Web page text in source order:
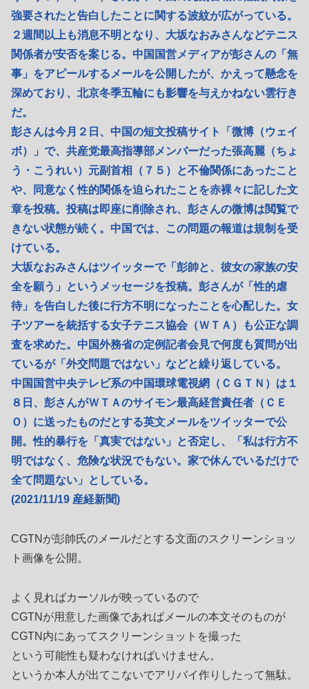
強要されたと告白したことに関する波紋が広がっている。
２週間以上も消息不明となり、大坂なおみさんなどテニス
関係者が安否を案じる。中国国営メディアが彭さんの「無
事」をアピールするメールを公開したが、かえって懸念を
深めており、北京冬季五輪にも影響を与えかねない雲行き
だ。
彭さんは今月２日、中国の短文投稿サイト「微博（ウェイ
ボ）」で、共産党最高指導部メンバーだった張高麗（ちょ
う・こうれい）元副首相（７５）と不倫関係にあったこと
や、同意なく性的関係を迫られたことを赤裸々に記した文
章を投稿。投稿は即座に削除され、彭さんの微博は閲覧で
きない状態が続く。中国では、この問題の報道は規制を受
けている。
大坂なおみさんはツイッターで「彭帥と、彼女の家族の安
全を願う」というメッセージを投稿。彭さんが「性的虐
待」を告白した後に行方不明になったことを心配した。女
子ツアーを統括する女子テニス協会（ＷＴＡ）も公正な調
査を求めた。中国外務省の定例記者会見で何度も質問が出
ているが「外交問題ではない」などと繰り返している。
中国国営中央テレビ系の中国環球電視網（ＣＧＴＮ）は１
８日、彭さんがＷＴＡのサイモン最高経営責任者（ＣＥ
Ｏ）に送ったものだとする英文メールをツイッターで公
開。性的暴行を「真実ではない」と否定し、「私は行方不
明ではなく、危険な状況でもない。家で休んでいるだけで
全て問題ない」としている。
(2021/11/19 産経新聞)
CGTNが彭帥氏のメールだとする文面のスクリーンショッ
ト画像を公開。
よく見ればカーソルが映っているので
CGTNが用意した画像であればメールの本文そのものが
CGTN内にあってスクリーンショットを撮った
という可能性も疑わなければいけません。
というか本人が出てこないでアリバイ作りしたって無駄。